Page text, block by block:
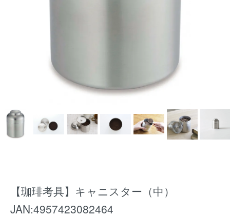
【珈琲考具】キャニスター（中）
JAN:4957423082464